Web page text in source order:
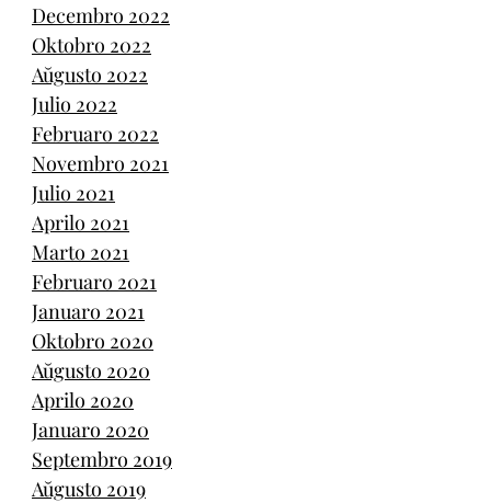
Decembro 2022
Oktobro 2022
Aŭgusto 2022
Julio 2022
Februaro 2022
Novembro 2021
Julio 2021
Aprilo 2021
Marto 2021
Februaro 2021
Januaro 2021
Oktobro 2020
Aŭgusto 2020
Aprilo 2020
Januaro 2020
Septembro 2019
Aŭgusto 2019